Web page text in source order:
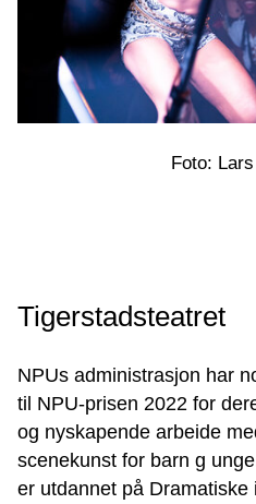
Foto:
Tigerstadsteatret
NPUs administrasjon har
til NPU-prisen 2022 for
og nyskapende arbeide
scenekunst for barn g
er utdannet på Dramatiske